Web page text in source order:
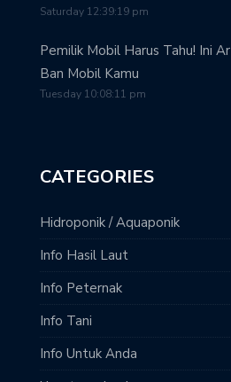
Saturday 12:39:19 pm
Pemilik Mobil Harus Tahu! Ini
Ban Mobil Kamu
Tuesday 10:08:11 pm
CATEGORIES
Hidroponik / Aquaponik
Info Hasil Laut
Info Peternak
Info Tani
Info Untuk Anda